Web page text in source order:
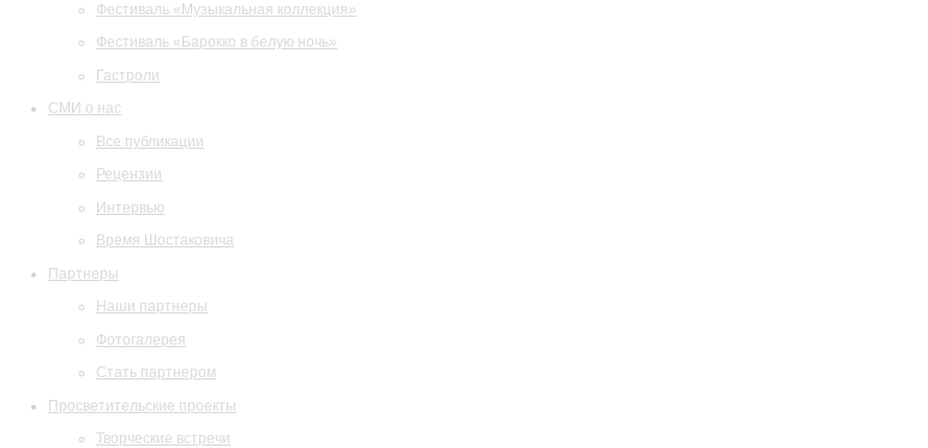
Фестиваль «Музыкальная коллекция»
Фестиваль «Барокко в белую ночь»
Гастроли
СМИ о нас
Все публикации
Рецензии
Интервью
Время Шостаковича
Партнеры
Наши партнеры
Фотогалерея
Стать партнером
Просветительские проекты
Творческие встречи